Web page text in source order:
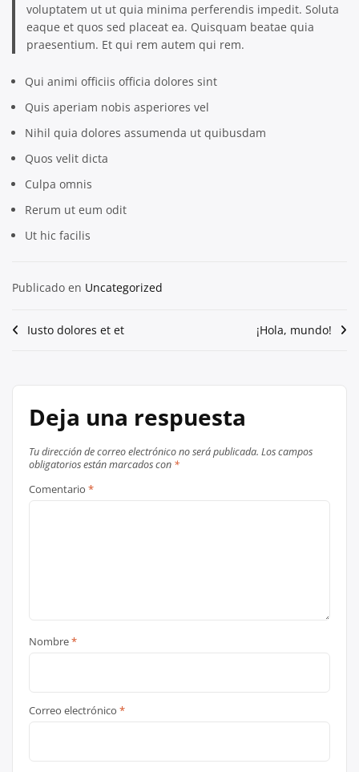
voluptatem ut ut quia minima perferendis impedit. Soluta
eaque et quos sed placeat ea. Quisquam beatae quia
praesentium. Et qui rem autem qui rem.
Qui animi officiis officia dolores sint
Quis aperiam nobis asperiores vel
Nihil quia dolores assumenda ut quibusdam
Quos velit dicta
Culpa omnis
Rerum ut eum odit
Ut hic facilis
Publicado en Uncategorized
Navegación
Iusto dolores et et ¡Hola, mundo!
Deja una respuesta
Tu dirección de correo electrónico no será publicada. Los campos
obligatorios están marcados con *
Comentario *
Nombre*
Correo electrónico *